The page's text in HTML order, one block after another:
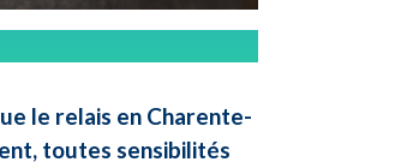
le relais en Charente-
toutes sensibilités